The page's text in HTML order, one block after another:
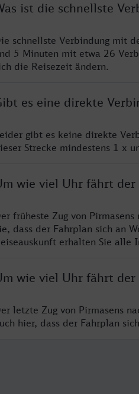
ist die schnellste
schnellste Verbindung mit
5 Minuten mit etwa 26
die Reisezeit ändern.
es eine direkte
gibt es keine direkte
Strecke mindestens 1 x
wie viel Uhr fährt der
früheste Zug von
dass der Fahrplan sich an
erhalten Sie alle
wie viel Uhr fährt der
letzte Zug von Pirmasens
hier, dass der Fahrplan